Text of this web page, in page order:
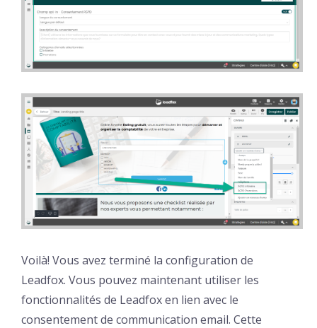
Voilà! Vous avez terminé la configuration de
Leadfox. Vous pouvez maintenant utiliser les
fonctionnalités de Leadfox en lien avec le
consentement de communication email. Cette